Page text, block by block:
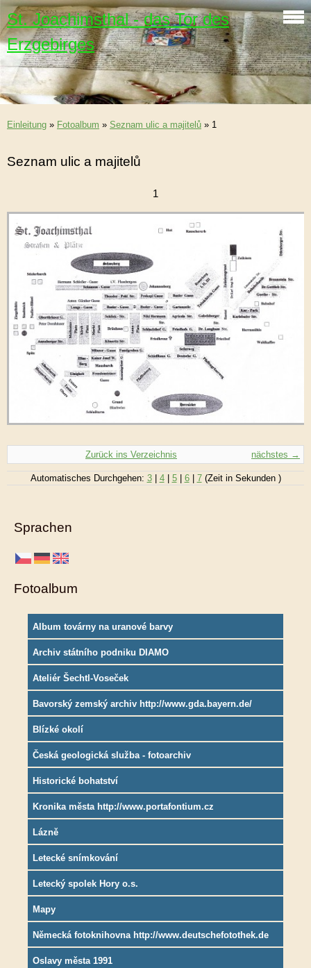
St. Joachimsthal - das Tor des
Erzgebirges
Einleitung » Fotoalbum » Seznam ulic a majitelů » 1
Seznam ulic a majitelů
1
nächstes →
Zurück ins Verzeichnis
Automatisches Durchgehen: 3| 4| 5| 6| 7(Zeit in Sekunden )
Sprachen
Fotoalbum
Album továrny na uranové barvy
Archiv státního podniku DIAMO
Ateliér Šechtl-Voseček
Bavorský zemský archiv http://www.gda.bayern.de/
Blízké okolí
Česká geologická služba - fotoarchiv
Historické bohatství
Kronika města http://www.portafontium.cz
Lázně
Letecké snímkování
Letecký spolek Hory o.s.
Mapy
Německá fotoknihovna http://www.deutschefotothek.de
Oslavy města 1991